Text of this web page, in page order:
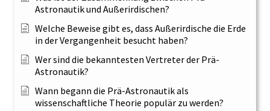
Astronautik und Außerirdischen?
Welche Beweise gibt es, dass Außerirdische die Erde
in der Vergangenheit besucht haben?
Wer sind die bekanntesten Vertreter der Prä-
Astronautik?
Wann begann die Prä-Astronautik als
wissenschaftliche Theorie populär zu werden?